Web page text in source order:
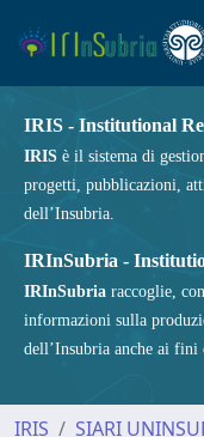
IRIS - Institutional
IRIS è il sistema di
progetti, pubblicazioni,
dell’Insubria.
IRInSubria -
IRInSubria raccoglie,
informazioni sulla
dell’Insubria anche ai fini
IRIS
SIARI